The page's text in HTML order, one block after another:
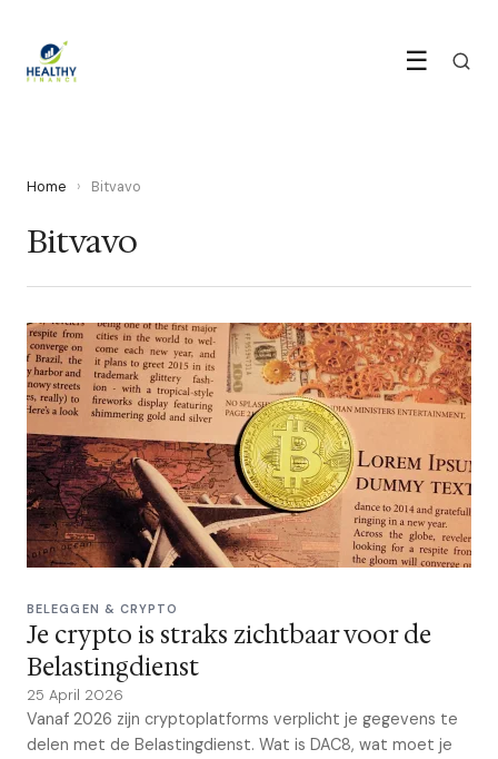
☰
Home › Bitvavo
Bitvavo
BELEGGEN & CRYPTO
Je crypto is straks zichtbaar voor de
Belastingdienst
25 April 2026
Vanaf 2026 zijn cryptoplatforms verplicht je gegevens te
delen met de Belastingdienst. Wat is DAC8, wat moet je